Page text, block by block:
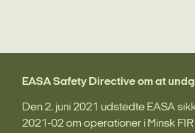
EASA Safety Directive om at
Den 2. juni 2021 udstedte EASA
2021-02 om operationer i Minsk FIR